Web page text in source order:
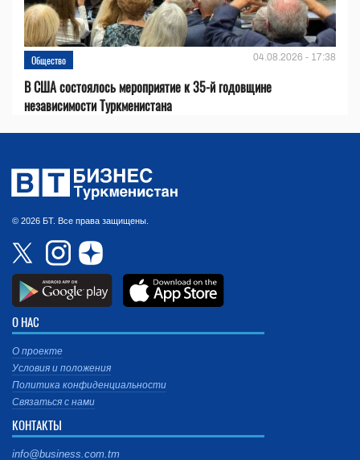
Общество 04.08.2026 - 17:38
В США состоялось мероприятие к 35-й годовщине
независимости Туркменистана
© 2026 БТ. Все права защищены.
О НАС
О проекте
Условия и положения
Политика конфиденциальности
Связаться с нами
КОНТАКТЫ
info@business.com.tm